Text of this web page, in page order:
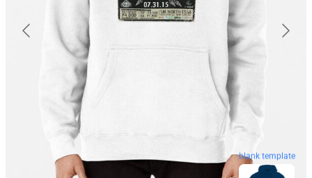
blank template